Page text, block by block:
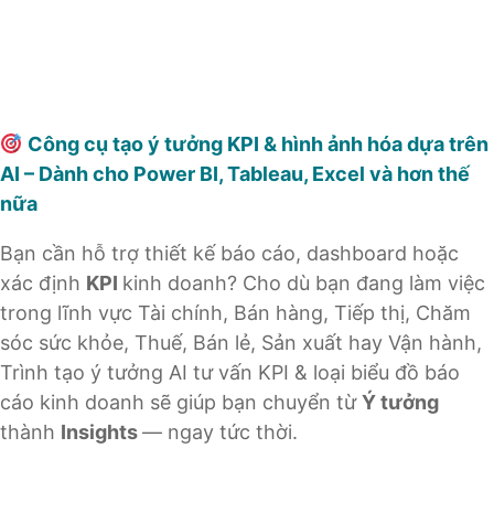
Công cụ tạo ý tưởng KPI & hình ảnh hóa dựa trên
AI – Dành cho Power BI, Tableau, Excel và hơn thế
nữa
Bạn cần hỗ trợ thiết kế báo cáo, dashboard hoặc
xác định KPI kinh doanh? Cho dù bạn đang làm việc
trong lĩnh vực Tài chính, Bán hàng, Tiếp thị, Chăm
sóc sức khỏe, Thuế, Bán lẻ, Sản xuất hay Vận hành,
Trình tạo ý tưởng AI tư vấn KPI & loại biểu đồ báo
cáo kinh doanh sẽ giúp bạn chuyển từÝ tưởng
thành Insights— ngay tức thời.